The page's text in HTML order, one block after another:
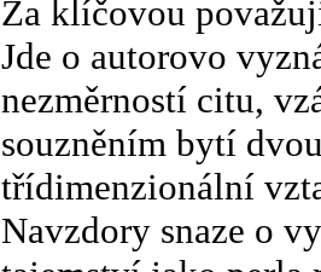
Za klíčovou
Jde o autorovo
nezměrností citu,
souzněním bytí
třídimenzionální
Navzdory snaze o